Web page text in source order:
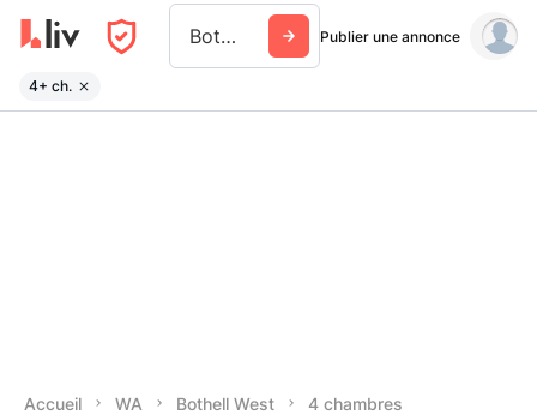
Bothell West Publier une annonce
4+ ch.
Accueil WA Bothell West 4 chambres